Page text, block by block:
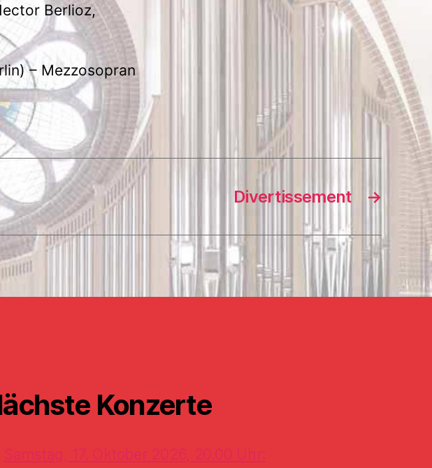
Berlioz,
– Mezzosopran
→
Divertissement
Konzerte
Samstag, 17. Oktober 2026, 20.00 Uhr: